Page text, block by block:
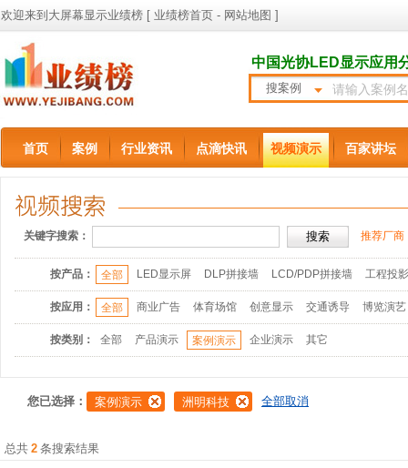
欢迎来到大屏幕显示业绩榜 [ 业绩榜首页 - 网站地图 ]
中国光协LED显示应用
搜案例
首页 案例 行业资讯 点滴快讯 视频演示 百家讲坛
关键字搜索： 推荐厂商
按产品： 全部 LED显示屏 DLP拼接墙 LCD/PDP拼接墙 工程投
按应用： 全部 商业广告 体育场馆 创意显示 交通诱导 博览演艺
按类别： 全部 产品演示 案例演示 企业演示 其它
您已选择： 案例演示 洲明科技 全部取消
总共 2 条搜索结果